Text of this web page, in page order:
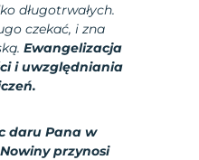
długotrwałych.
czekać, i zna
Ewangelizacja
i uwzględniania
daru Pana w
przynosi